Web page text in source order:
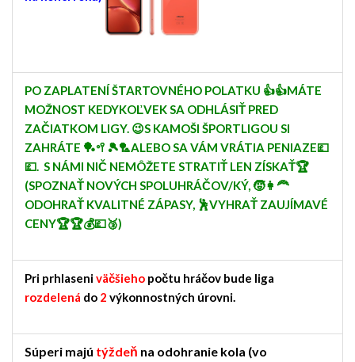
PO ZAPLATENÍ ŠTARTOVNÉHO POLATKU 👍👍MÁTE
MOŽNOST KEDYKOĽVEK SA ODHLÁSIŤ PRED
ZAČIATKOM LIGY. 😉S KAMOŠI ŠPORTLIGOU SI
ZAHRÁTE 🏓🥍🎾🏸ALEBO SA VÁM VRÁTIA PENIAZE💷
💷. S NÁMI NIČ NEMÔŽETE STRATIŤ LEN ZÍSKAŤ🏆
(SPOZNAŤ NOVÝCH SPOLUHRÁČOV/KÝ, 🧒👩‍🦰
ODOHRAŤ KVALITNÉ ZÁPASY, 🕺VYHRAŤ ZAUJÍMAVÉ
CENY🏆🏆💰💷🥉)
Pri prhlaseniväčšieho počtu hráčov bude liga
rozdelená do 2 výkonnostných úrovni.
Súperi majú týždeň na odohranie kola (vo